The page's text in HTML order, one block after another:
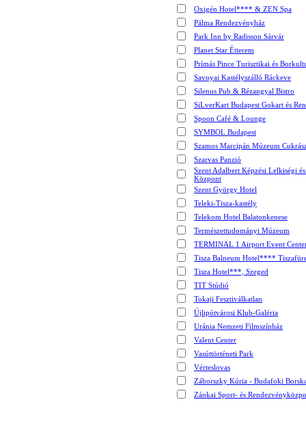
Oxigén Hotel**** & ZEN Spa
Pálma Rendezvényház
Park Inn by Radisson Sárvár
Planet Star Étterem
Prímás Pince Turisztikai és
Savoyai Kastélyszálló Ráckeve
Silenus Pub & Rézangyal Bistro
SiLverKart Budapest Gokart és
Spoon Café & Lounge
SYMBOL Budapest
Szamos Marcipán Múzeum
Szarvas Panzió
Szent Adalbert Képzési Lelkiségi
Központ
Szent György Hotel
Teleki-Tisza-kastély
Telekom Hotel Balatonkenese
Természettudományi Múzeum
TERMINAL 1 Airport Event
Tisza Balneum Hotel****
Tisza Hotel***, Szeged
TIT Stúdió
Tokaji Fesztiválkatlan
Újlipótvárosi Klub-Galéria
Uránia Nemzeti Filmszínház
Valent Center
Vasúttörténeti Park
Vérteslovas
Záborszky Kúria - Budafoki
Zánkai Sport- és